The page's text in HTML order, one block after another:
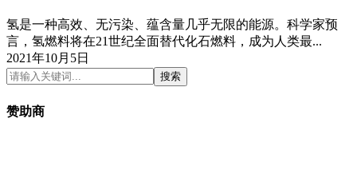
氢是一种高效、无污染、蕴含量几乎无限的能源。科学家预
言，氢燃料将在21世纪全面替代化石燃料，成为人类最...
2021年10月5日
搜索
赞助商